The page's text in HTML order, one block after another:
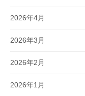
2026年4月
2026年3月
2026年2月
2026年1月